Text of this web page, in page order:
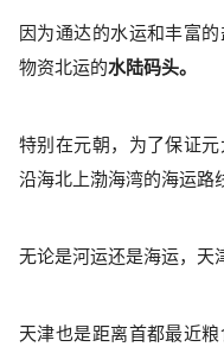
因为通达的水运和丰富
物资北运的水陆码头。
特别在元朝，为了保证
沿海北上渤海湾的海运路
无论是河运还是海运，天
天津也是距离首都最近